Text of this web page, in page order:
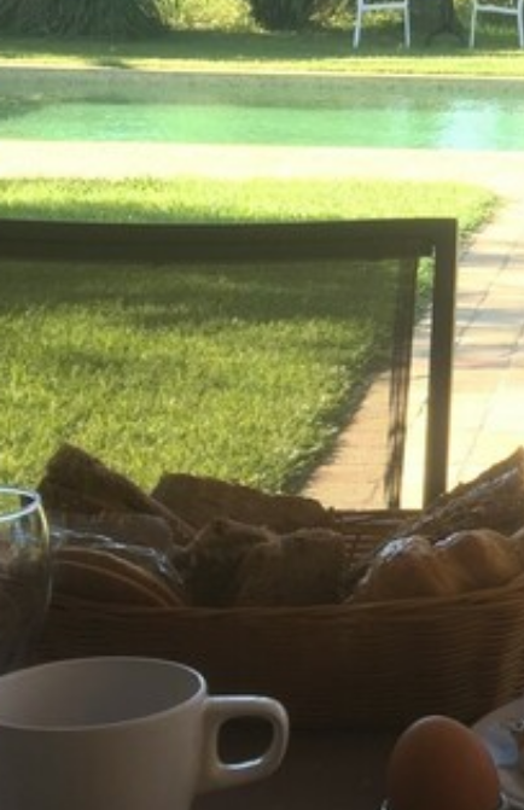
AIR DE DÉTENTE
FORMULAIRE DE CONTACT
VOS QUESTIONS, NOS RÉPONSES